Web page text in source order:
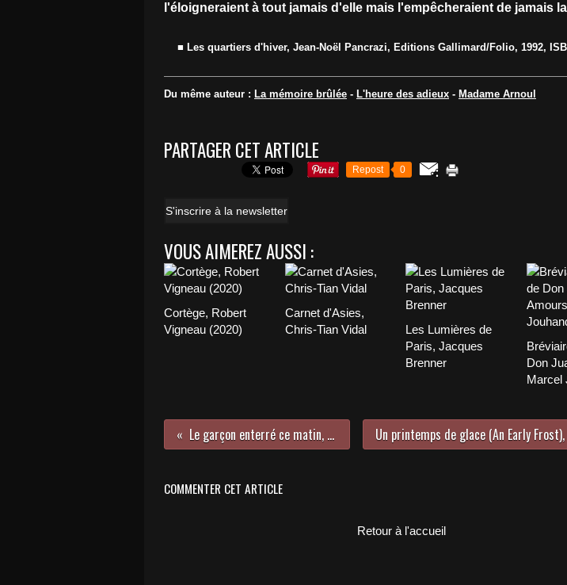
l'éloigneraient à tout jamais d'elle mais l'empêcheraient de jamais
■ Les quartiers d'hiver, Jean-Noël Pancrazi, Editions Gallimard/Folio, 1992,
Du même auteur : La mémoire brûlée - L'heure des adieux - Madame Arnoul
PARTAGER CET ARTICLE
Repost 0
S'inscrire à la newsletter
VOUS AIMEREZ AUSSI :
Cortège, Robert
Vigneau (2020)
Carnet d'Asies,
Chris-Tian Vidal
Les Lumières de
Paris, Jacques
Brenner
Don
Marcel
Le garçon enterré ce matin, Joseph Hansen
COMMENTER CET ARTICLE
Retour à l'accueil